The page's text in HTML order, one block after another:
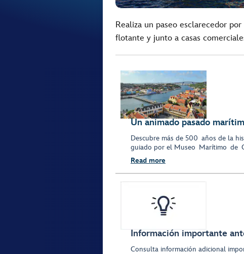
Realiza un paseo esclarecedor
flotante y junto a casas
Un animado pasado
Descubre más de 500 años de la
guiado por el Museo Marítimo de
Read more
Información importante
Consulta información adicional